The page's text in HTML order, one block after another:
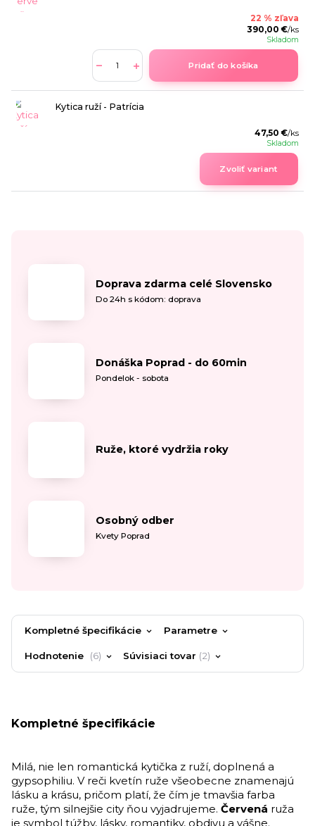
22 % zľava
390,00 €/ks
Skladom
Pridať do košíka
Kytica ruží - Patrícia
47,50 €/ks
Skladom
Zvoliť variant
Doprava zdarma celé Slovensko
Do 24h s kódom: doprava
Donáška Poprad - do 60min
Pondelok - sobota
Ruže, ktoré vydržia roky
Osobný odber
Kvety Poprad
Kompletné špecifikácie Parametre
Hodnotenie 6 Súvisiaci tovar 2
Kompletné špecifikácie
Milá, nie len romantická kytička z ruží, doplnená a
gypsophiliu. V reči kvetín ruže všeobecne znamenajú
lásku a krásu, pričom platí, že čím je tmavšia farba
ruže, tým silnejšie city ňou vyjadrujeme. Červená ruža
je symbol túžby, lásky, romantiky, obdivu a vášne.